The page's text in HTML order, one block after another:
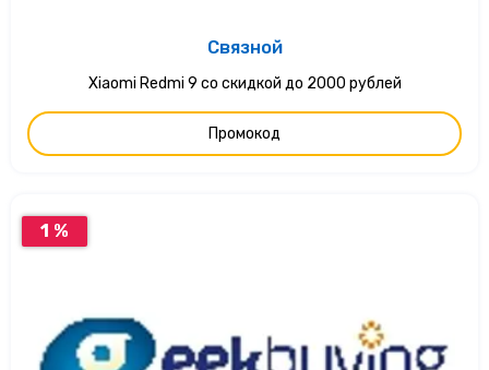
Связной
Xiaomi Redmi 9 со скидкой до 2000 рублей
Промокод
1 %